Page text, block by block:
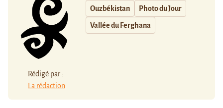
Rédigé par :
La rédaction
Ouzbékistan Photo du Jour
Vallée du Ferghana